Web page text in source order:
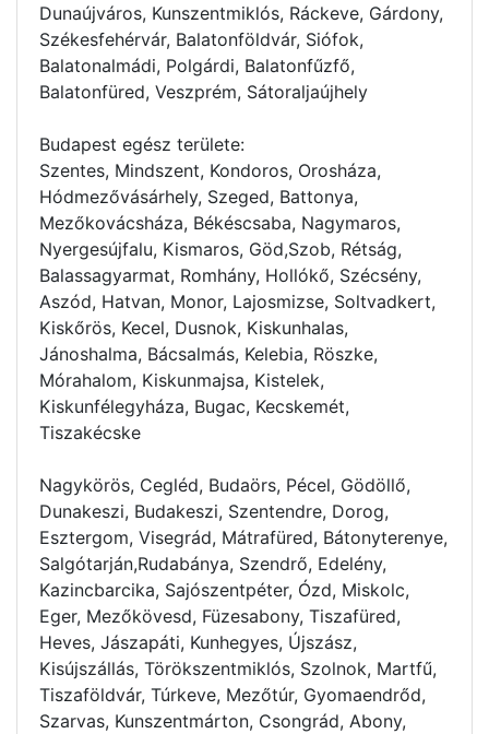
Dunaújváros, Kunszentmiklós, Ráckeve, Gárdony,
Székesfehérvár, Balatonföldvár, Siófok,
Balatonalmádi, Polgárdi, Balatonfűzfő,
Balatonfüred, Veszprém, Sátoraljaújhely
Budapest egész területe:
Szentes, Mindszent, Kondoros, Orosháza,
Hódmezővásárhely, Szeged, Battonya,
Mezőkovácsháza, Békéscsaba, Nagymaros,
Nyergesújfalu, Kismaros, Göd,Szob, Rétság,
Balassagyarmat, Romhány, Hollókő, Szécsény,
Aszód, Hatvan, Monor, Lajosmizse, Soltvadkert,
Kiskőrös, Kecel, Dusnok, Kiskunhalas,
Jánoshalma, Bácsalmás, Kelebia, Röszke,
Mórahalom, Kiskunmajsa, Kistelek,
Kiskunfélegyháza, Bugac, Kecskemét,
Tiszakécske
Nagykörös, Cegléd, Budaörs, Pécel, Gödöllő,
Dunakeszi, Budakeszi, Szentendre, Dorog,
Esztergom, Visegrád, Mátrafüred, Bátonyterenye,
Salgótarján,Rudabánya, Szendrő, Edelény,
Kazincbarcika, Sajószentpéter, Ózd, Miskolc,
Eger, Mezőkövesd, Füzesabony, Tiszafüred,
Heves, Jászapáti, Kunhegyes, Újszász,
Kisújszállás, Törökszentmiklós, Szolnok, Martfű,
Tiszaföldvár, Túrkeve, Mezőtúr, Gyomaendrőd,
Szarvas, Kunszentmárton, Csongrád, Abony,